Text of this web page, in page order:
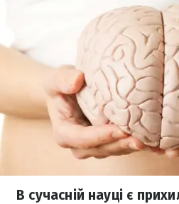
В сучасній науці є